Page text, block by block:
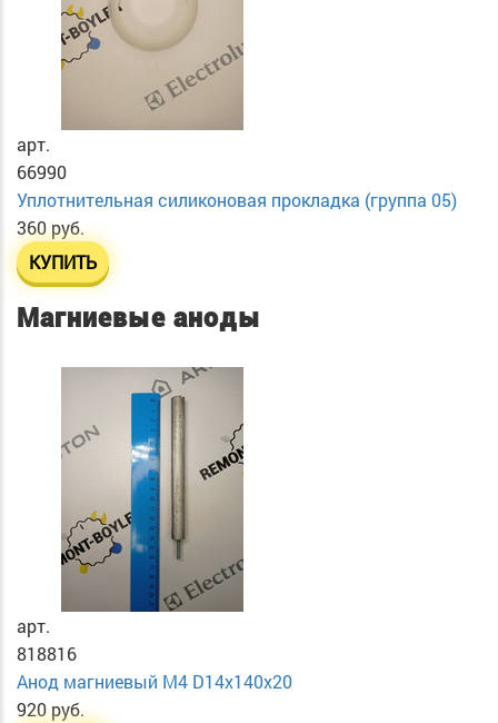
арт.
66990
Уплотнительная силиконовая прокладка (группа 05)
360 руб.
КУПИТЬ
Магниевые аноды
арт.
818816
Анод магниевый М4 D14х140х20
920 руб.